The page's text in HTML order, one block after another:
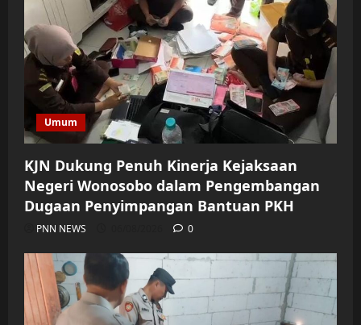
Umum
KJN Dukung Penuh Kinerja Kejaksaan
Negeri Wonosobo dalam Pengembangan
Dugaan Penyimpangan Bantuan PKH
PNN NEWS 0